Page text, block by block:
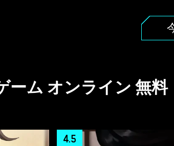
ーム オンライン 無料
4.5